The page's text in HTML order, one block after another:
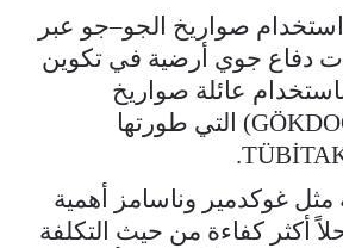
استخدام صواريخ الجو–جو عبر
دفاع جوي أرضية في تكوين
عائلة صواريخ
غوكدوغان (GÖKDOĞAN) التي طورتها
غوكدمير وناسامز أهمية
أكثر كفاءة من حيث التكلفة